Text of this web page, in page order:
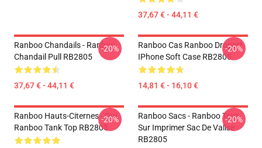
37,67 € - 44,11 €
Ranboo Chandails - Ranboo
Chandail Pull RB2805
37,67 € - 44,11 €
-20%
Ranboo Cas Ranboo Dropart
IPhone Soft Case RB2805
14,81 € - 16,10 €
-20%
Ranboo Hauts-Citernes - Oui.
Ranboo Tank Top RB2805
-20%
Ranboo Sacs - Ranboo Tout
Sur Imprimer Sac De Valise
RB2805
-20%